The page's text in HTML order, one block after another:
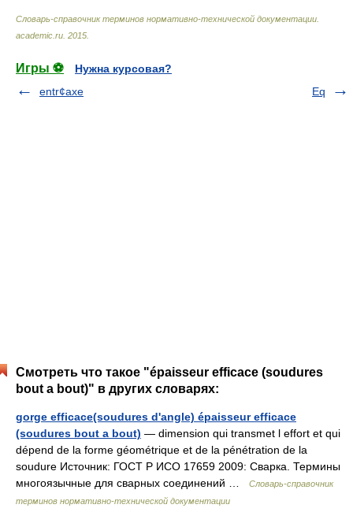
Словарь-справочник терминов нормативно-технической документации
academic.ru 2015
Игры ⚽
Нужна курсовая?
entr¢axe
Eq
Смотреть что такое "épaisseur efficace (soudures
bout а bout)" в других словарях:
gorge efficace(soudures d'angle) épaisseur efficace
(soudures bout а bout) — dimension qui transmet l effort et qui
dépend de la forme géométrique et de la pénétration de la
soudure Источник: ГОСТ Р ИСО 17659 2009: Сварка. Термины
многоязычные для сварных соединений …
Словарь-справочник
терминов нормативно-технической документации